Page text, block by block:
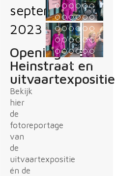
september
2023
Opening Piet
Heinstraat en
uitvaartexpositie
Bekijk
hier
de
fotoreportage
van
de
uitvaartexpositie
én de